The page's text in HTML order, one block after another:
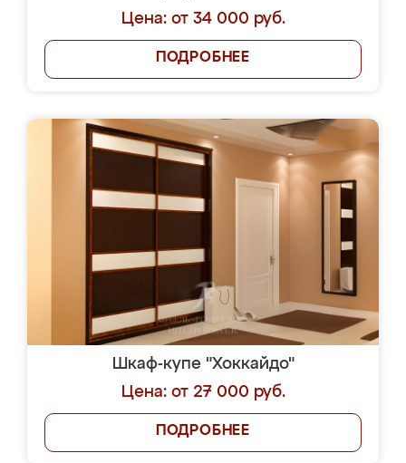
Цена: от 34 000 руб.
ПОДРОБНЕЕ
Шкаф-купе "Хоккайдо"
Цена: от 27 000 руб.
ПОДРОБНЕЕ